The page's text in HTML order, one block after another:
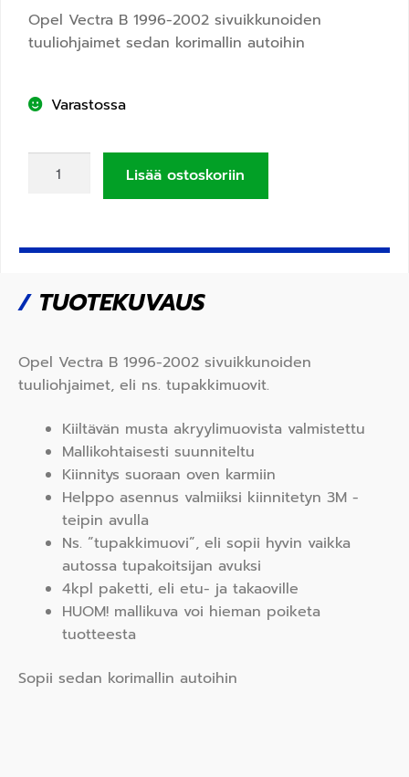
Opel Vectra B 1996-2002 sivuikkunoiden
tuuliohjaimet sedan korimallin autoihin
Varastossa
Lisää ostoskoriin
/TUOTEKUVAUS
Opel Vectra B 1996-2002 sivuikkunoiden
tuuliohjaimet, eli ns. tupakkimuovit.
Kiiltävän musta akryylimuovista valmistettu
Mallikohtaisesti suunniteltu
Kiinnitys suoraan oven karmiin
Helppo asennus valmiiksi kiinnitetyn 3M -
teipin avulla
Ns. ”tupakkimuovi”, eli sopii hyvin vaikka
autossa tupakoitsijan avuksi
4kpl paketti, eli etu- ja takaoville
HUOM! mallikuva voi hieman poiketa
tuotteesta
Sopii sedan korimallin autoihin